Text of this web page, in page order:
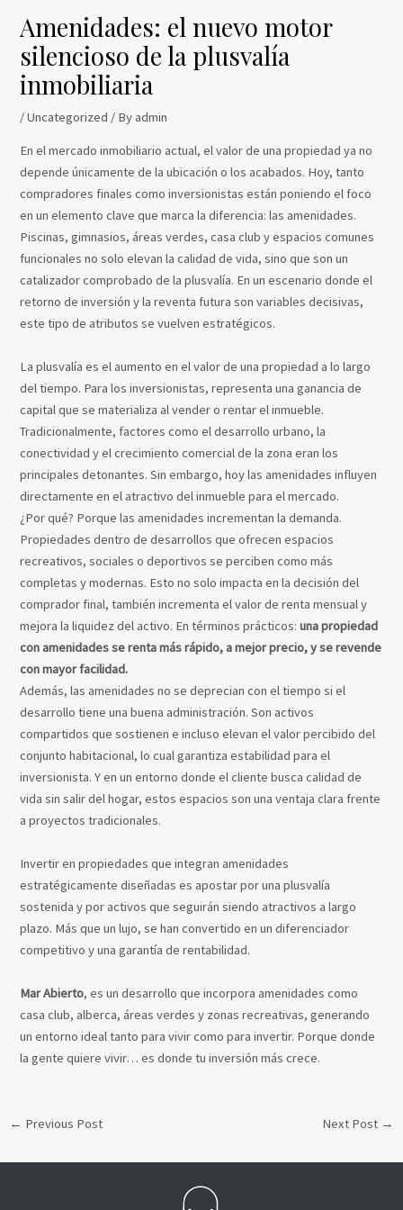
Amenidades: el nuevo motor
silencioso de la plusvalía
inmobiliaria
/Uncategorized / By admin
En el mercado inmobiliario actual, el valor de una propiedad ya no
depende únicamente de la ubicación o los acabados. Hoy, tanto
compradores finales como inversionistas están poniendo el foco
en un elemento clave que marca la diferencia: las amenidades.
Piscinas, gimnasios, áreas verdes, casa club y espacios comunes
funcionales no solo elevan la calidad de vida, sino que son un
catalizador comprobado de la plusvalía. En un escenario donde el
retorno de inversión y la reventa futura son variables decisivas,
este tipo de atributos se vuelven estratégicos.
La plusvalía es el aumento en el valor de una propiedad a lo largo
del tiempo. Para los inversionistas, representa una ganancia de
capital que se materializa al vender o rentar el inmueble.
Tradicionalmente, factores como el desarrollo urbano, la
conectividad y el crecimiento comercial de la zona eran los
principales detonantes. Sin embargo, hoy las amenidades influyen
directamente en el atractivo del inmueble para el mercado.
¿Por qué? Porque las amenidades incrementan la demanda.
Propiedades dentro de desarrollos que ofrecen espacios
recreativos, sociales o deportivos se perciben como más
completas y modernas. Esto no solo impacta en la decisión del
comprador final, también incrementa el valor de renta mensual y
mejora la liquidez del activo. En términos prácticos:una propiedad
con amenidades se renta más rápido, a mejor precio, y se revende
con mayor facilidad.
Además, las amenidades no se deprecian con el tiempo si el
desarrollo tiene una buena administración. Son activos
compartidos que sostienen e incluso elevan el valor percibido del
conjunto habitacional, lo cual garantiza estabilidad para el
inversionista. Y en un entorno donde el cliente busca calidad de
vida sin salir del hogar, estos espacios son una ventaja clara frente
a proyectos tradicionales.
Invertir en propiedades que integran amenidades
estratégicamente diseñadas es apostar por una plusvalía
sostenida y por activos que seguirán siendo atractivos a largo
plazo. Más que un lujo, se han convertido en un diferenciador
competitivo y una garantía de rentabilidad.
Mar Abierto, es un desarrollo que incorpora amenidades como
casa club, alberca, áreas verdes y zonas recreativas, generando
un entorno ideal tanto para vivir como para invertir. Porque donde
la gente quiere vivir… es donde tu inversión más crece.
← Previous Post Next Post →